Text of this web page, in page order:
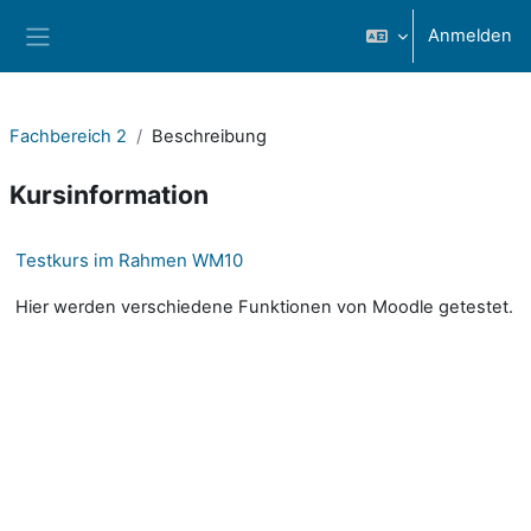
Anmelden
Fachbereich 2 Beschreibung
Kursinformation
Testkurs im Rahmen WM10
Hier werden verschiedene Funktionen von Moodle getestet.